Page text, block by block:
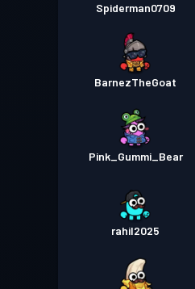
Spiderman0709
BarnezTheGoat
Pink_Gummi_Bear
rahil2025